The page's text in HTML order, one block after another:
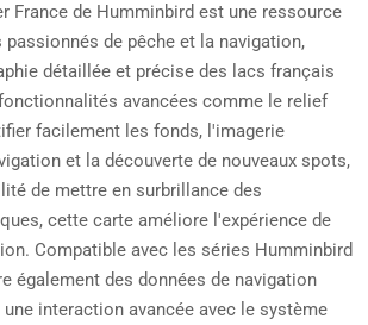
France de Humminbird est une ressource
de pêche et la navigation,
détaillée et précise des lacs français
avancées comme le relief
facilement les fonds, l'imagerie
et la découverte de nouveaux spots,
de mettre en surbrillance des
cette carte améliore l'expérience de
Compatible avec les séries Humminbird
également des données de navigation
interaction avancée avec le système